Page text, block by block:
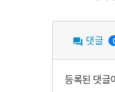
question_answer 댓글
등록된 댓글